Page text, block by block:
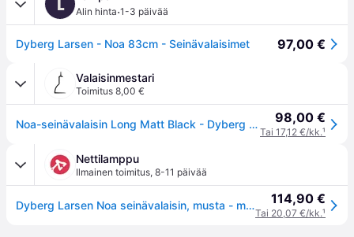
Alin hinta·1-3 päivää
Dyberg Larsen - Noa 83cm - Seinävalaisimet 97,00 €
Valaisinmestari
Toimitus 8,00 €
Noa-seinävalaisin Long Matt Black - Dyberg Larsen - Olohuone - Skandinaavinen - Metalli - Yksilamppuinen 98,00 €
Tai 17,12 €/kk.¹
Nettilamppu
Ilmainen toimitus, 8-11 päivää
Dyberg Larsen Noa seinävalaisin, musta - musta matta 114,90 €
Tai 20,07 €/kk.¹